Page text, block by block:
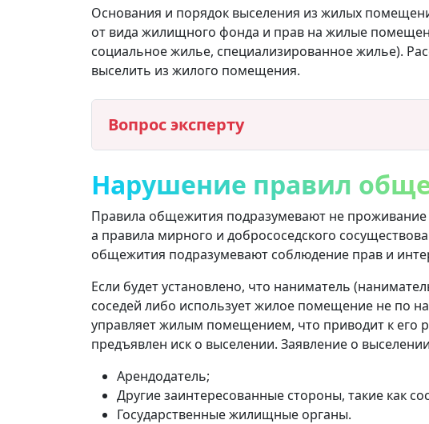
Основания и порядок выселения из жилых
от вида жилищного фонда и прав на жилые
социальное жилье, специализированное жилье).
выселить из жилого помещения.
Вопрос эксперту
Нарушение правил
Правила общежития подразумевают не
а правила мирного и добрососедского
общежития подразумевают соблюдение прав и
Если будет установлено, что наниматель
соседей либо использует жилое помещение не по
управляет жилым помещением, что приводит к его
предъявлен иск о выселении. Заявление о
Арендодатель;
Другие заинтересованные стороны, такие как
Государственные жилищные органы.